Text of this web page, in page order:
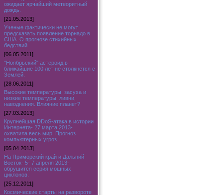
ожидает ярчайший метеоритный
дождь.
[21.05.2013]
Ученые фактически не могут
предсказать появление торнадо в
США. О прогнозе стихийных
бедствий.
[06.05.2011]
"Ноябрьский" астероид в
ближайшие 100 лет не столкнется с
Землей.
[28.06.2011]
Высокие температуры, засуха и
низкие температуры, ливни,
наводнения. Влияние планет?
[27.03.2013]
Крупнейшая DDoS-атака в истории
Интернета- 27 марта 2013-
охватила весь мир. Прогноз
компьютерных угроз.
[05.04.2013]
На Приморский край и Дальний
Восток- 5- 7 апреля 2013-
обрушится серия мощных
циклонов.
[25.12.2011]
Космические старты на развороте